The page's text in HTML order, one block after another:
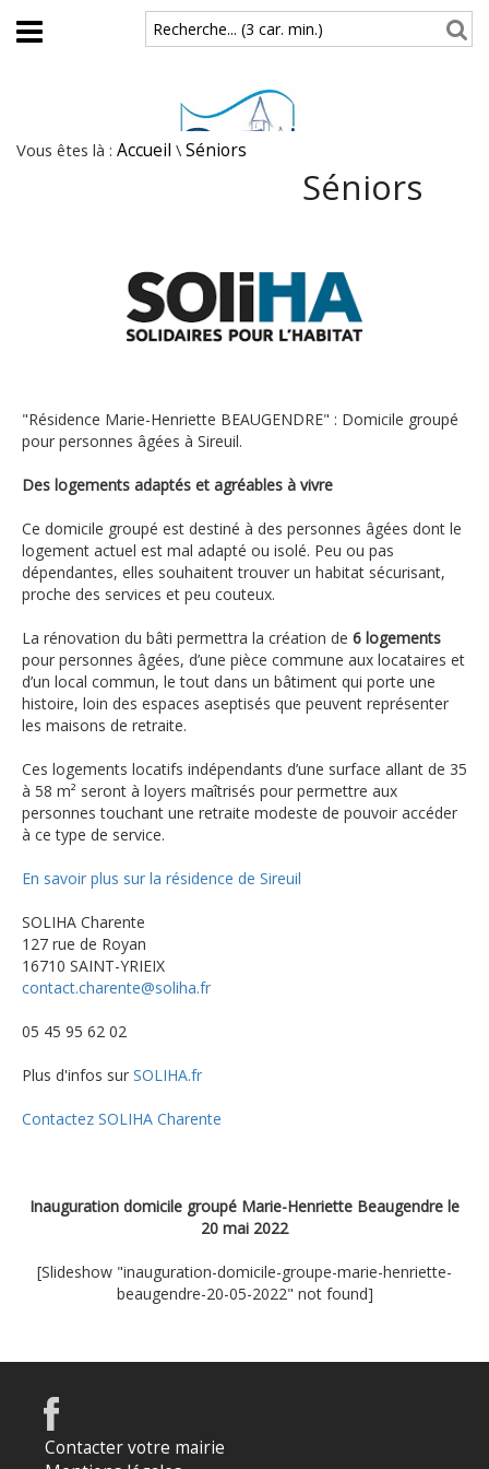
Aller au contenu principal
Recherche... (3 car. min.)
Vous êtes là : Accueil \ Séniors
Séniors
"Résidence Marie-Henriette BEAUGENDRE" : Domicile groupé
pour personnes âgées à Sireuil.
Des logements adaptés et agréables à vivre
Ce domicile groupé est destiné à des personnes âgées dont le
logement actuel est mal adapté ou isolé. Peu ou pas
dépendantes, elles souhaitent trouver un habitat sécurisant,
proche des services et peu couteux.
La rénovation du bâti permettra la création de 6 logements
pour personnes âgées, d’une pièce commune aux locataires et
d’un local commun, le tout dans un bâtiment qui porte une
histoire, loin des espaces aseptisés que peuvent représenter
les maisons de retraite.
Ces logements locatifs indépendants d’une surface allant de 35
à 58 m² seront à loyers maîtrisés pour permettre aux
personnes touchant une retraite modeste de pouvoir accéder
à ce type de service.
En savoir plus sur la résidence de Sireuil
SOLIHA Charente
127 rue de Royan
16710 SAINT-YRIEIX
contact.charente@soliha.fr
05 45 95 62 02
Plus d'infos sur SOLIHA.fr
Contactez SOLIHA Charente
Inauguration domicile groupé Marie-Henriette Beaugendre le
20 mai 2022
[Slideshow "inauguration-domicile-groupe-marie-henriette-
beaugendre-20-05-2022" not found]
Contacter votre mairie